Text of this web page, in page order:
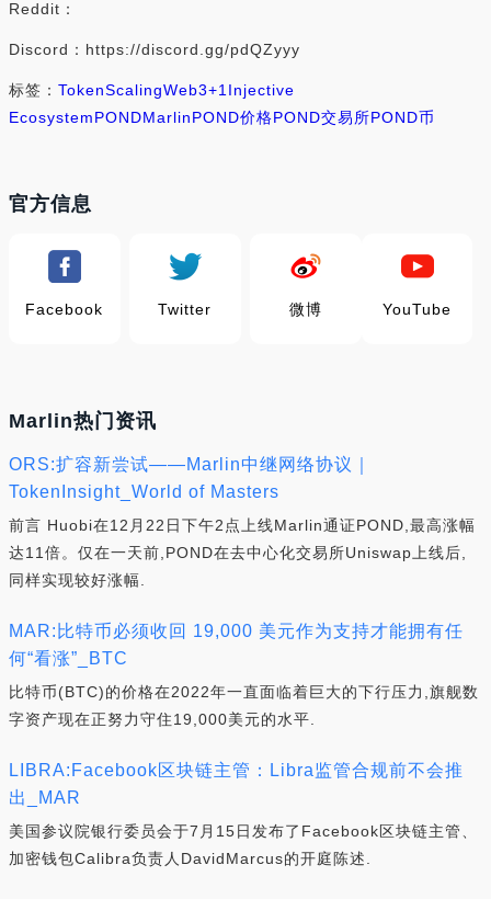
Reddit：
Discord：https://discord.gg/pdQZyyy
标签： TokenScalingWeb3+1 Injective
EcosystemPONDMarlinPOND价格POND交易所POND币
官方信息
Facebook Twitter 微博 YouTube
Marlin热门资讯
ORS:扩容新尝试——Marlin中继网络协议｜
TokenInsight_World of Masters
前言 Huobi在12月22日下午2点上线Marlin通证POND,最高涨幅
达11倍。仅在一天前,POND在去中心化交易所Uniswap上线后,
同样实现较好涨幅.
MAR:比特币必须收回 19,000 美元作为支持才能拥有任
何“看涨”_BTC
比特币(BTC)的价格在2022年一直面临着巨大的下行压力,旗舰数
字资产现在正努力守住19,000美元的水平.
LIBRA:Facebook区块链主管：Libra监管合规前不会推
出_MAR
美国参议院银行委员会于7月15日发布了Facebook区块链主管、
加密钱包Calibra负责人DavidMarcus的开庭陈述.